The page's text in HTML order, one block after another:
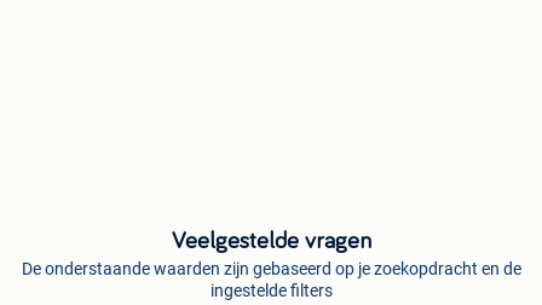
Veelgestelde vragen
De onderstaande waarden zijn gebaseerd op je zoekopdracht en de
ingestelde filters